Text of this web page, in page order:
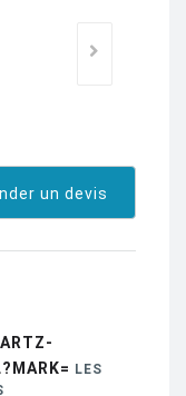
un devis
LES